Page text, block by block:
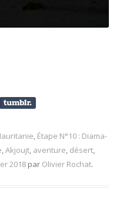
, Étape N°10 : Diama-
,Akjoujt, aventure, désert,
2018 par Olivier Rochat.